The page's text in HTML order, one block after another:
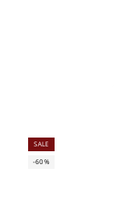
SALE
-60%